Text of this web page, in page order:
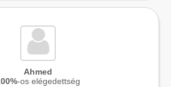
Ahmed
-os elégedettség